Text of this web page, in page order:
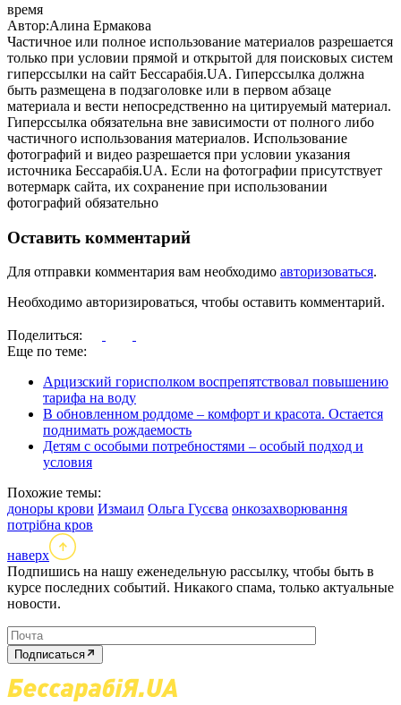
время
Автор:Алина Ермакова
Частичное или полное использование материалов разрешается
только при условии прямой и открытой для поисковых систем
гиперссылки на сайт Бессарабія.UA. Гиперссылка должна
быть размещена в подзаголовке или в первом абзаце
материала и вести непосредственно на цитируемый материал.
Гиперссылка обязательна вне зависимости от полного либо
частичного использования материалов. Использование
фотографий и видео разрешается при условии указания
источника Бессарабія.UA. Если на фотографии присутствует
вотермарк сайта, их сохранение при использовании
фотографий обязательно
Оставить комментарий
Для отправки комментария вам необходимо авторизоваться.
Необходимо авторизироваться, чтобы оставить комментарий.
Поделиться:
Еще по теме:
Арцизский горисполком воспрепятствовал повышению
тарифа на воду
В обновленном роддоме – комфорт и красота. Остается
поднимать рождаемость
Детям с особыми потребностями – особый подход и
условия
Похожие темы:
доноры крови Измаил Ольга Гусєва онкозахворювання
потрібна кров
наверх
Подпишись на нашу еженедельную рассылку, чтобы быть в
курсе последних событий. Никакого спама, только актуальные
новости.
Подписаться